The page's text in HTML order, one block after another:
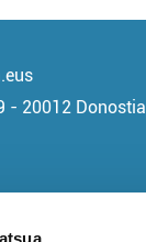
- 20012 Donostia